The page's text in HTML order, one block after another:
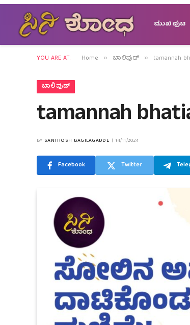
ಮುಖಪುಟ
YOU ARE AT: Home » ಬಾಲಿವುಡ್ » tamannah
ಬಾಲಿವುಡ್
tamannah
BY SANTHOSH BAGILAGADDE 14/11/2024
Facebook Twitter